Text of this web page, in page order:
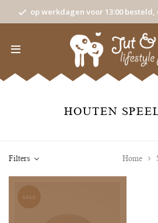
op werkdagen voor 13:00
HOUTEN
Filters Home
SALE